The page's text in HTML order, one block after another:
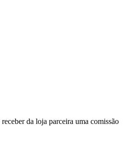
da loja parceira uma comissão